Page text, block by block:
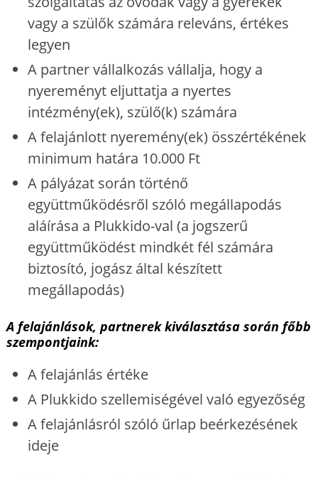
vagy a szülők számára releváns, értékes
legyen
A partner vállalkozás vállalja, hogy a
nyereményt eljuttatja a nyertes
intézmény(ek), szülő(k) számára
A felajánlott nyeremény(ek) összértékének
minimum határa 10.000 Ft
A pályázat során történő
együttműködésről szóló megállapodás
aláírása a Plukkido-val (a jogszerű
együttműködést mindkét fél számára
biztosító, jogász által készített
megállapodás)
A felajánlások, partnerek kiválasztása során főbb
szempontjaink:
A felajánlás értéke
A Plukkido szellemiségével való egyezőség
A felajánlásról szóló űrlap beérkezésének
ideje